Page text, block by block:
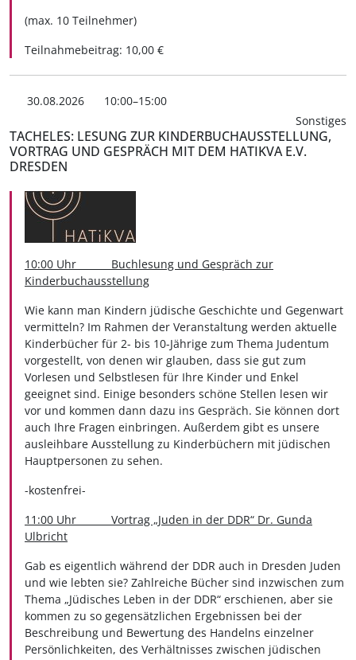
(max. 10 Teilnehmer)
Teilnahmebeitrag: 10,00 €
30.08.2026
10:00–15:00
Sonstiges
TACHELES: LESUNG ZUR KINDERBUCHAUSSTELLUNG,
VORTRAG UND GESPRÄCH MIT DEM HATIKVA E.V.
DRESDEN
10:00 Uhr Buchlesung und Gespräch zur
Kinderbuchausstellung
Wie kann man Kindern jüdische Geschichte und Gegenwart
vermitteln? Im Rahmen der Veranstaltung werden aktuelle
Kinderbücher für 2- bis 10-Jährige zum Thema Judentum
vorgestellt, von denen wir glauben, dass sie gut zum
Vorlesen und Selbstlesen für Ihre Kinder und Enkel
geeignet sind. Einige besonders schöne Stellen lesen wir
vor und kommen dann dazu ins Gespräch. Sie können dort
auch Ihre Fragen einbringen. Außerdem gibt es unsere
ausleihbare Ausstellung zu Kinderbüchern mit jüdischen
Hauptpersonen zu sehen.
-kostenfrei-
11:00 Uhr Vortrag „Juden in der DDR“ Dr. Gunda
Ulbricht
Gab es eigentlich während der DDR auch in Dresden Juden
und wie lebten sie? Zahlreiche Bücher sind inzwischen zum
Thema „Jüdisches Leben in der DDR“ erschienen, aber sie
kommen zu so gegensätzlichen Ergebnissen bei der
Beschreibung und Bewertung des Handelns einzelner
Persönlichkeiten, des Verhältnisses zwischen jüdischen